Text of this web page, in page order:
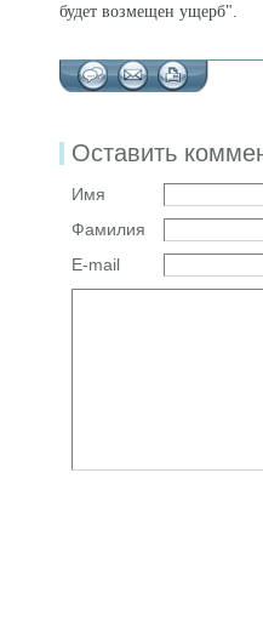
будет возмещен ущерб".
Оставить
Имя
Фамилия
E-mail